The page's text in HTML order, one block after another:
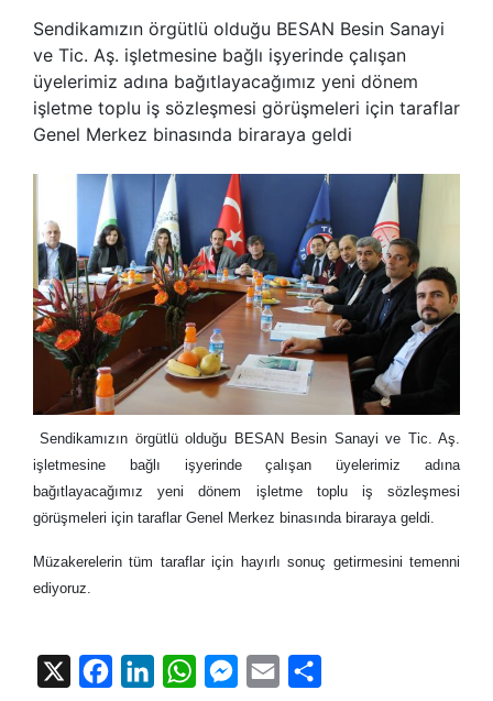
Sendikamızın örgütlü olduğu BESAN Besin Sanayi
ve Tic. Aş. işletmesine bağlı işyerinde çalışan
üyelerimiz adına bağıtlayacağımız yeni dönem
işletme toplu iş sözleşmesi görüşmeleri için taraflar
Genel Merkez binasında biraraya geldi
Sendikamızın örgütlü olduğu BESAN Besin Sanayi ve Tic. Aş.
işletmesine bağlı işyerinde çalışan üyelerimiz adına
bağıtlayacağımız yeni dönem işletme toplu iş sözleşmesi
görüşmeleri için taraflar Genel Merkez binasında biraraya geldi.
Müzakerelerin tüm taraflar için hayırlı sonuç getirmesini temenni
ediyoruz.
FacebookLinkedInWhatsAppMessenger
Email